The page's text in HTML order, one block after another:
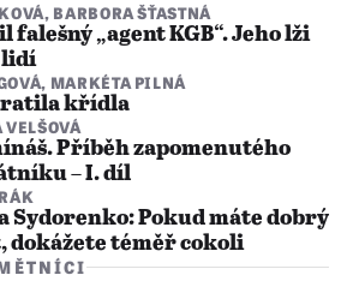
, BARBORA ŠŤASTNÁ
falešný „agent KGB“. Jeho lži
lidí
, MARKÉTA PILNÁ
křídla
Příběh zapomenutého
– I. díl
Sydorenko: Pokud máte dobrý
dokážete téměř cokoli